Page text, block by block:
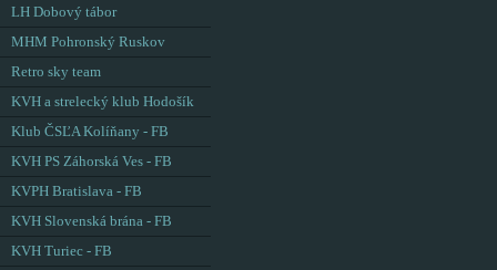
LH Dobový tábor
MHM Pohronský Ruskov
Retro sky team
KVH a strelecký klub Hodošík
Klub ČSĽA Kolíňany - FB
KVH PS Záhorská Ves - FB
KVPH Bratislava - FB
KVH Slovenská brána - FB
KVH Turiec - FB